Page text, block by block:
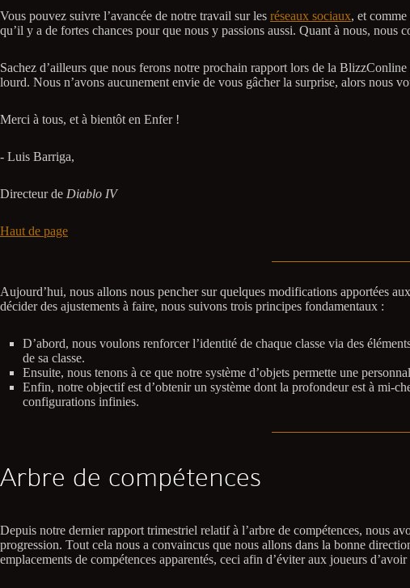
Vous pouvez suivre l’avancée de notre travail sur les réseaux sociaux, et
qu’il y a de fortes chances pour que nous y passions aussi. Quant à nous,
Sachez d’ailleurs que nous ferons notre prochain rapport lors de la
lourd. Nous n’avons aucunement envie de vous gâcher la surprise, alors nous
Merci à tous, et à bientôt en Enfer !
- Luis Barriga,
Directeur de Diablo IV
Haut de page
Aujourd’hui, nous allons nous pencher sur quelques modifications apportées
décider des ajustements à faire, nous suivons trois principes fondamentaux :
D’abord, nous voulons renforcer l’identité de chaque classe via des
de sa classe.
Ensuite, nous tenons à ce que notre système d’objets permette une
Enfin, notre objectif est d’obtenir un système dont la profondeur est à mi-
configurations infinies.
Arbre de compétences
Depuis notre dernier rapport trimestriel relatif à l’arbre de compétences, nous
progression. Tout cela nous a convaincus que nous allons dans la bonne
emplacements de compétences apparentés, ceci afin d’éviter aux joueurs